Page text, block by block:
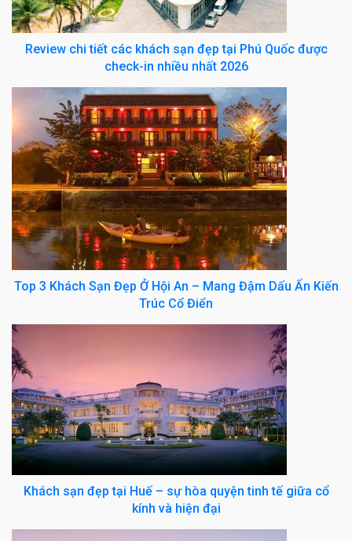
Review chi tiết các khách sạn đẹp tại Phú Quốc được
check-in nhiều nhất 2026
Top 3 Khách Sạn Đẹp Ở Hội An – Mang Đậm Dấu Ấn Kiến
Trúc Cổ Điển
Khách sạn đẹp tại Huế – sự hòa quyện tinh tế giữa cổ
kính và hiện đại